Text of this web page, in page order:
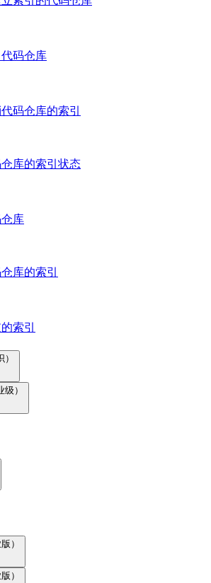
码仓库
码仓库的索引
库的索引状态
库
库的索引
索引
）
）
）